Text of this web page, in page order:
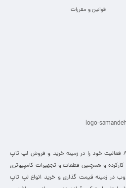
قوانین و مقررات
فروشگاه آنلاین اطلاع وب از سال 83 فعالیت خود را در زمینه خرید و فروش لپ تاپ
و همچنین قطعات و تجهیزات کامپیوتری
وب در زمینه قیمت گذاری و خرید انواع لپ تاپ